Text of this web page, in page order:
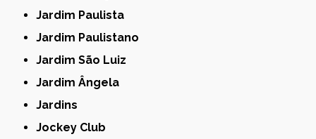
Jardim Paulista
Jardim Paulistano
Jardim São Luiz
Jardim Ângela
Jardins
Jockey Club